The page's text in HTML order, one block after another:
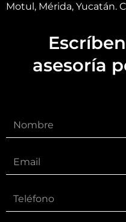
Motul, Mérida, Yucatán.
asesoría